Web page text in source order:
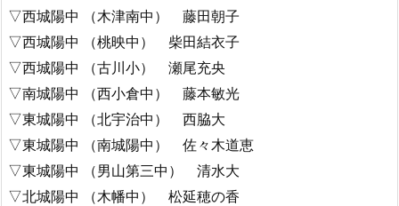
▽西城陽中 （木津南中） 藤田朝子
▽西城陽中 （桃映中） 柴田結衣子
▽西城陽中 （古川小） 瀬尾充央
▽南城陽中 （西小倉中） 藤本敏光
▽東城陽中 （北宇治中） 西脇大
▽東城陽中 （南城陽中） 佐々木道恵
▽東城陽中 （男山第三中） 清水大
▽北城陽中 （木幡中） 松延穂の香